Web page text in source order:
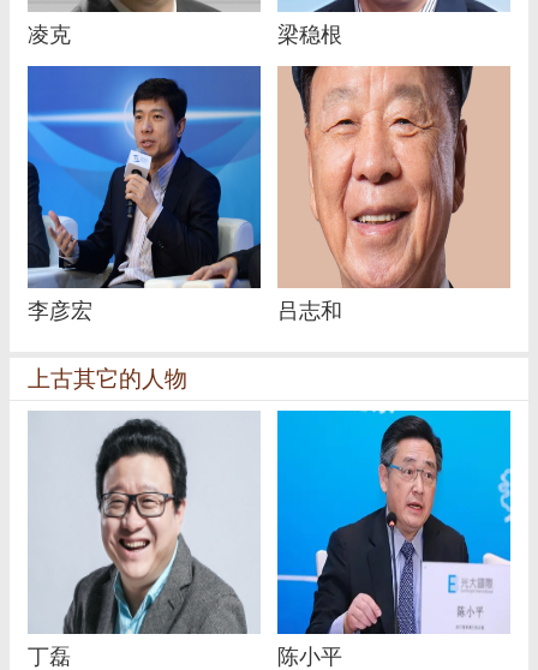
凌克 梁稳根
李彦宏 吕志和
上古其它的人物
丁磊 陈小平